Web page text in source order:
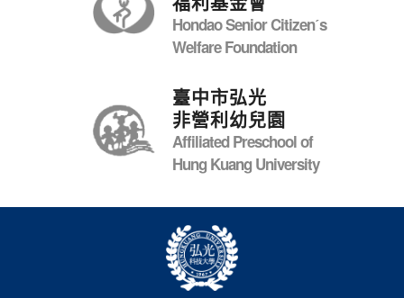
Hondao Senior Citizenˊs
Welfare Foundation
臺中市弘光
非營利幼兒園
Affiliated Preschool of
Hung Kuang University